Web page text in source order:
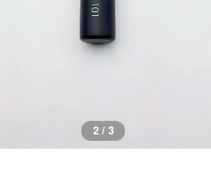
3 / 3